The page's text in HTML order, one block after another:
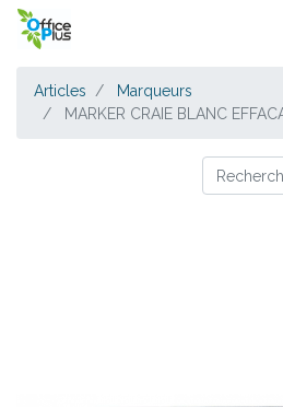
Articles
Marqueurs
MARKER CRAIE BLANC